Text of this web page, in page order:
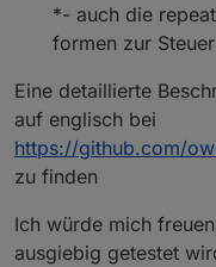
*- auch die
formen zur
Eine detaillierte
auf englisch bei
https://github.com/
zu finden
Ich würde mich
ausgiebig getestet